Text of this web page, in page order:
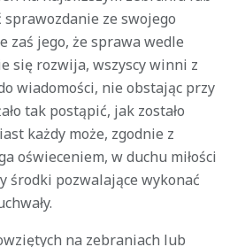
ze swojego
zaś jego, że sprawa wedle
się rozwija, wszyscy winni z
wiadomości, nie obstając przy
tak postąpić, jak zostało
każdy może, zgodnie z
oświeceniem, w duchu miłości
środki pozwalające wykonać
na zebraniach lub